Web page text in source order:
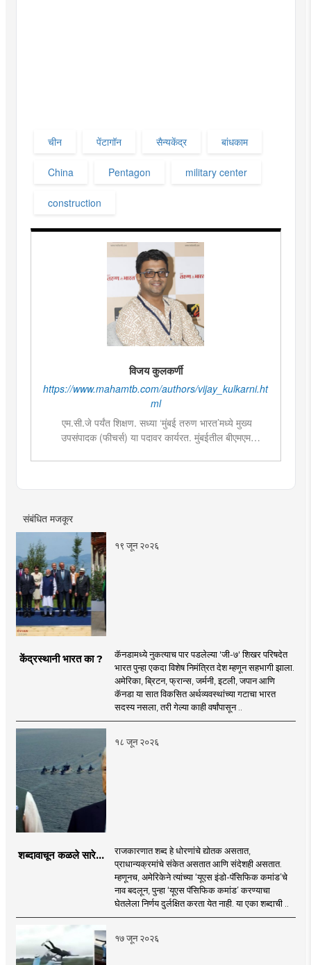
चीन पेंटागॉन सैन्यकेंद्र बांधकाम
China Pentagon military center
construction
विजय कुलकर्णी
https://www.mahamtb.com/authors/vijay_kulkarni.ht
ml
एम.सी.जे पर्यंत शिक्षण. सध्या ‘मुंबई तरुण भारत’मध्ये मुख्य
उपसंपादक (फीचर्स) या पदावर कार्यरत. मुंबईतील बीएमएम
म्हणून कार्यरत. चालू घडामोडी, सामाजिक विषय, युवा पिढीला आवडेल
संबंधित मजकूर
१९ जून २०२६
केंद्रस्थानी भारत का ?
कॅनडामध्ये नुकत्याच पार पडलेल्या 'जी-७' शिखर परिषदेत
भारत पुन्हा एकदा विशेष निमंत्रित देश म्हणून सहभागी झाला.
अमेरिका, ब्रिटन, फ्रान्स, जर्मनी, इटली, जपान आणि
कॅनडा या सात विकसित अर्थव्यवस्थांच्या गटाचा भारत
सदस्य नसला, तरी गेल्या काही वर्षांपासून ..
१८ जून २०२६
शब्दावाचून कळले सारे...
राजकारणात शब्द हे धोरणांचे द्योतक असतात,
प्राधान्यक्रमांचे संकेत असतात आणि संदेशही असतात.
म्हणूनच, अमेरिकेने त्यांच्या ‘यूएस इंडो-पॅसिफिक कमांड’चे
नाव बदलून, पुन्हा ‘यूएस पॅसिफिक कमांड’ करण्याचा
घेतलेला निर्णय दुर्लक्षित करता येत नाही. या एका शब्दाची ..
१७ जून २०२६